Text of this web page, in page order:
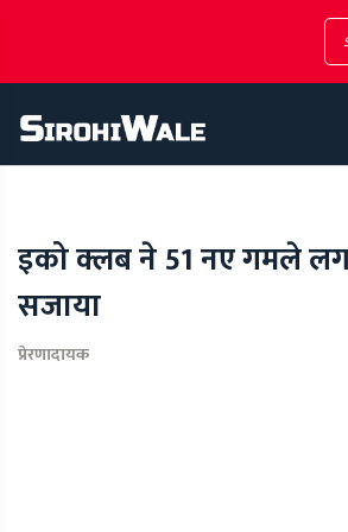
इको क्लब ने 51 नए गमले
सजाया
प्रेरणादायक